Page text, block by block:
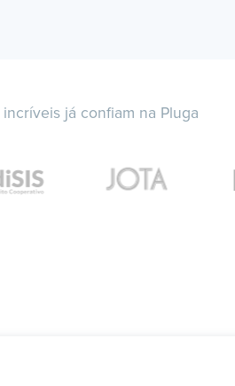
já confiam na Pluga